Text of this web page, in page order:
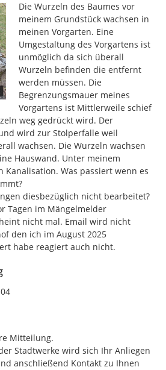
Die Wurzeln des Baumes vor
meinem Grundstück wachsen in
meinen Vorgarten. Eine
Umgestaltung des Vorgartens ist
unmöglich da sich überall
Wurzeln befinden die entfernt
werden müssen. Die
Begrenzungsmauer meines
Vorgartens ist Mittlerweile schief
weg gedrückt wird. Der
wird zur Stolperfalle weil
wachsen. Die Wurzeln wachsen
Hauswand. Unter meinem
Kanalisation. Was passiert wenn es
diesbezüglich nicht bearbeitet?
Tagen im Mängelmelder
nicht mal. Email wird nicht
den ich im August 2025
habe reagiert auch nicht.
Mitteilung.
Stadtwerke wird sich Ihr Anliegen
anschließend Kontakt zu Ihnen